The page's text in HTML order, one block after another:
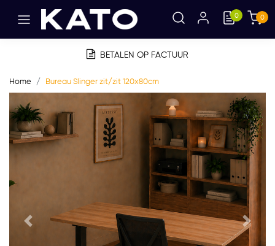
0 0
BETALEN OP FACTUUR
Home Bureau Slinger zit/zit 120x80cm
Vorige